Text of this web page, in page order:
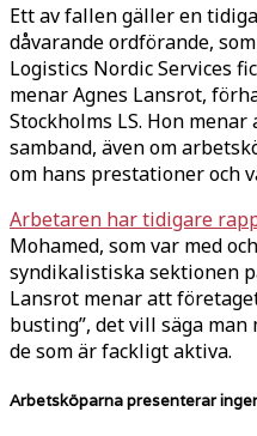
Ett av fallen gäller en
dåvarande ordförande,
Logistics Nordic Services
menar Agnes Lansrot,
Stockholms LS. Hon
samband, även om
om hans prestationer och
Arbetaren har tidigare
Mohamed, som var med
syndikalistiska sektionen
Lansrot menar att
busting”, det vill säga
de som är fackligt aktiva.
Arbetsköparna presenterar